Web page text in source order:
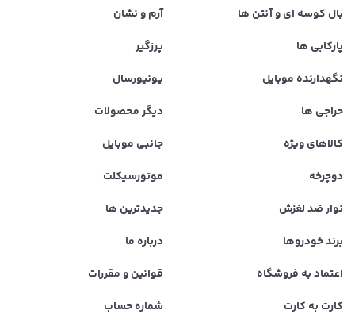
بال کوسه ای و آنتن ها
آرم و نشان
پارکابی ها
پرزگیر
نگهدارنده موبایل
یونیورسال
حراجی ها
دیگر محصولات
کالاهای ویژه
جانبی موبایل
دوچرخه
موتورسیکلت
نوار ضد لغزش
جدیدترین ها
برند خودروها
درباره ما
اعتماد به فروشگاه
قوانین و مقررات
کارت به کارت
شماره حساب